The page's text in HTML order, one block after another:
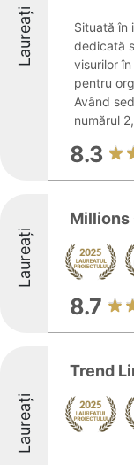
Laureați
Situată în
dedicată
visurilor
pentru
Având
numărul
8.3
Laureați
Millions
8.7
Laureați
Trend